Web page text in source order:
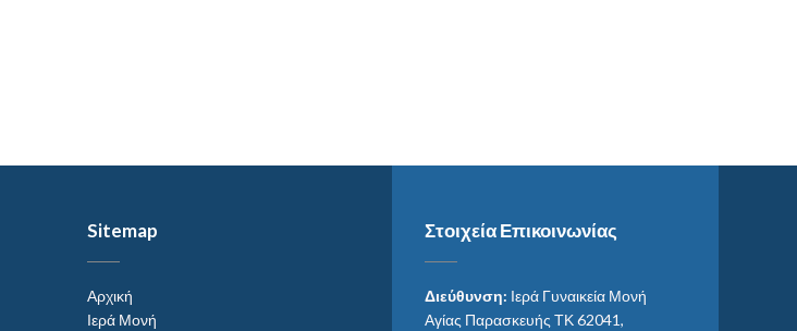
Sitemap
Αρχική
Ιερά Μονή
Στοιχεία Επικοινωνίας
Διεύθυνση: Ιερά Γυναικεία Μονή
Αγίας Παρασκευής ΤΚ 62041,